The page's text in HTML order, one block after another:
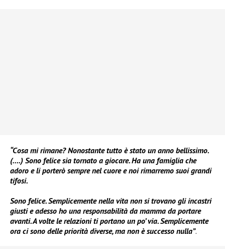
“Cosa mi rimane? Nonostante tutto è stato un anno bellissimo.
(….) Sono felice sia tornato a giocare. Ha una famiglia che
adoro e li porterò sempre nel cuore e noi rimarremo suoi grandi
tifosi.
Sono felice. Semplicemente nella vita non si trovano gli incastri
giusti e adesso ho una responsabilità da mamma da portare
avanti. A volte le relazioni ti portano un po’ via. Semplicemente
ora ci sono delle priorità diverse, ma non è successo nulla”.